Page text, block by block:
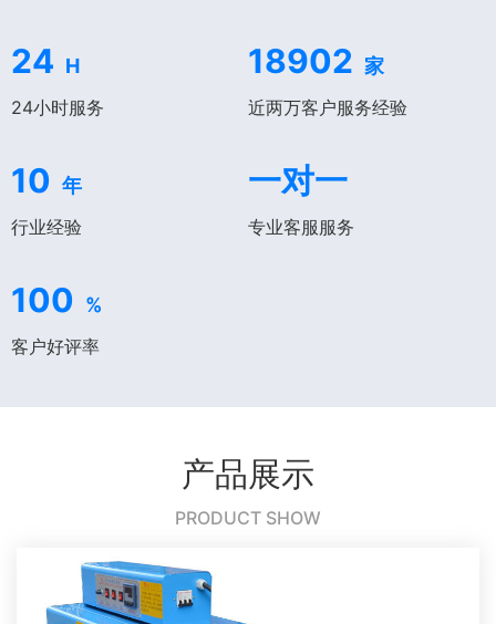
24 H
24小时服务
18902 家
近两万客户服务经验
10 年
行业经验
一对一
专业客服服务
100 %
客户好评率
产品展示
PRODUCT SHOW